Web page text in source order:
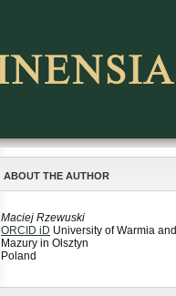
ABOUT THE AUTHOR
Maciej Rzewuski
ORCID iD University of Warmia and
Mazury in Olsztyn
Poland